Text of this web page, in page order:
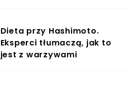
Dieta przy Hashimoto.
Eksperci tłumaczą, jak to
jest z warzywami